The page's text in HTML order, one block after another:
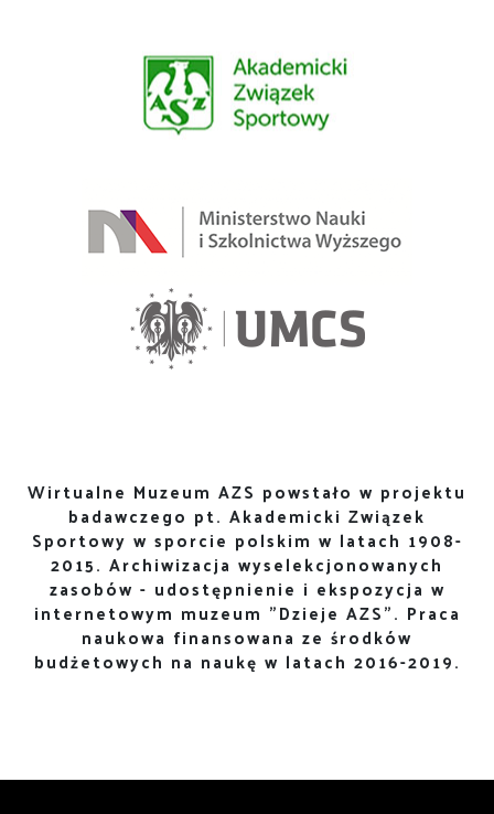
Wirtualne Muzeum AZS powstało w projektu
badawczego pt. Akademicki Związek
Sportowy w sporcie polskim w latach 1908-
2015. Archiwizacja wyselekcjonowanych
zasobów - udostępnienie i ekspozycja w
internetowym muzeum "Dzieje AZS". Praca
naukowa finansowana ze środków
budżetowych na naukę w latach 2016-2019.